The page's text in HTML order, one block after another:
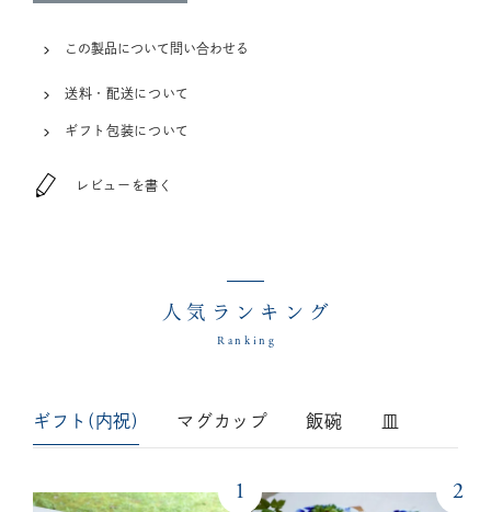
この製品について問い合わせる
送料・配送について
ギフト包装について
レビューを書く
人気ランキング
Ranking
ギフト(内祝) マグカップ 飯碗 皿
1 2